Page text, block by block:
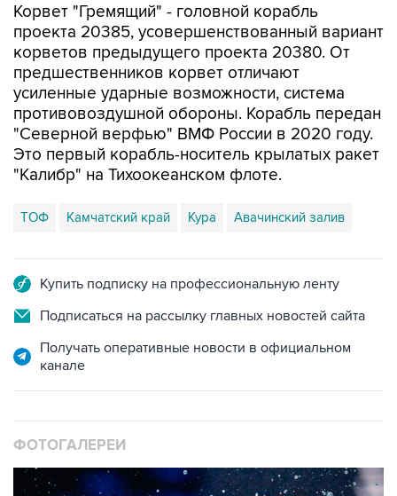
Корвет "Гремящий" - головной корабль
проекта 20385, усовершенствованный вариант
корветов предыдущего проекта 20380. От
предшественников корвет отличают
усиленные ударные возможности, система
противовоздушной обороны. Корабль передан
"Северной верфью" ВМФ России в 2020 году.
Это первый корабль-носитель крылатых ракет
"Калибр" на Тихоокеанском флоте.
ТОФ Камчатский край Кура Авачинский залив
Купить подписку на профессиональную ленту
Подписаться на рассылку главных новостей сайта
Получать оперативные новости в официальном
канале
ФОТОГАЛЕРЕИ